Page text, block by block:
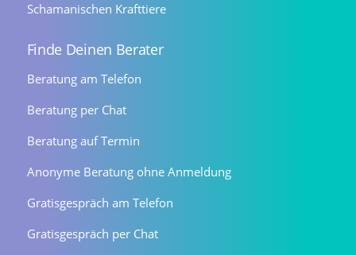
Schamanischen Krafttiere
Finde Deinen Berater
Beratung am Telefon
Beratung per Chat
Beratung auf Termin
Anonyme Beratung ohne Anmeldung
Gratisgespräch am Telefon
Gratisgespräch per Chat